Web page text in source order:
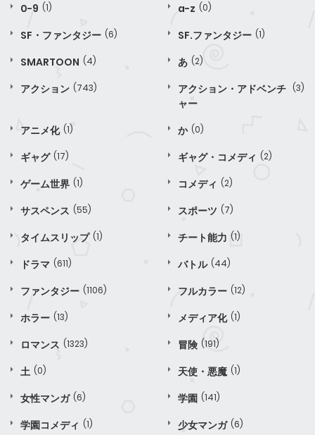
0-9 (1) a-z (0)
SF・ファンタジー (6) SF.ファンタジー (1)
SMARTOON (4) あ (2)
アクション (743)
アクション・アドベンチ
ャー
(3)
アニメ化 (1) か (0)
ギャグ (17) ギャグ・コメディ (2)
ゲーム世界 (1) コメディ (2)
サスペンス (55) スポーツ (7)
タイムスリップ (1) チート能力 (1)
ドラマ (611) バトル (44)
ファンタジー (1106) フルカラー (12)
ホラー (13) メディア化 (1)
ロマンス (1323) 冒険 (191)
土 (0) 天使・悪魔 (1)
女性マンガ (6) 学園 (141)
学園コメディ (1) 少女マンガ (6)